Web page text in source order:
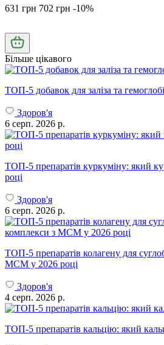
631 грн 702 грн -10%
Більше цікавого
ТОП-5 добавок для заліза та
Здоров'я
6 серп. 2026 р.
ТОП-5 препаратів куркуміну: який
році
Здоров'я
6 серп. 2026 р.
ТОП-5 препаратів колагену для
МСМ у 2026 році
Здоров'я
4 серп. 2026 р.
ТОП-5 препаратів кальцію: який